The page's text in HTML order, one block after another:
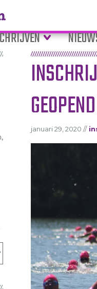
januari 29, 2020 //